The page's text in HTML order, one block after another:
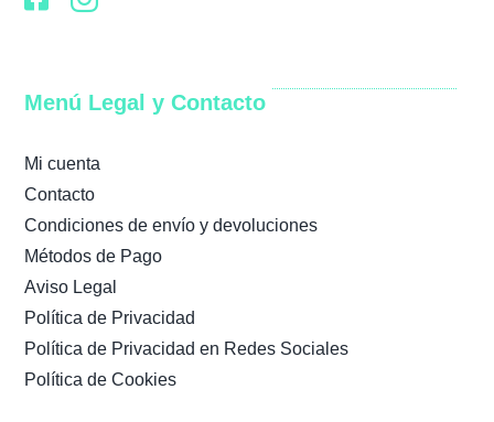
Menú Legal y Contacto
Mi cuenta
Contacto
Condiciones de envío y devoluciones
Métodos de Pago
Aviso Legal
Política de Privacidad
Política de Privacidad en Redes Sociales
Política de Cookies